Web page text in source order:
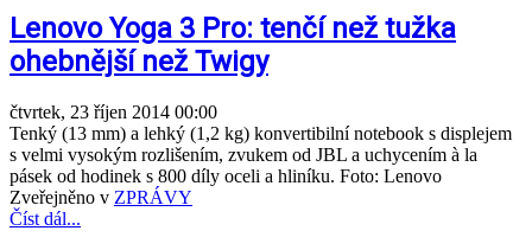
Lenovo Yoga 3 Pro: tenčí než tužka
ohebnější než Twigy
čtvrtek, 23 říjen 2014 00:00
Tenký (13 mm) a lehký (1,2 kg) konvertibilní notebook s displejem
s velmi vysokým rozlišením, zvukem od JBL a uchycením à la
pásek od hodinek s 800 díly oceli a hliníku. Foto: Lenovo
Zveřejněno v ZPRÁVY
Číst dál...